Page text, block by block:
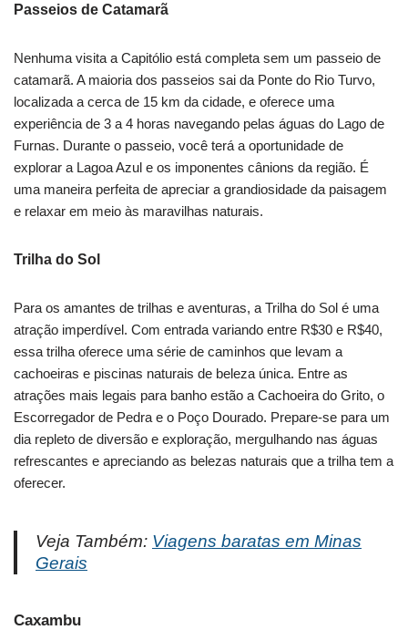
Passeios de Catamarã
Nenhuma visita a Capitólio está completa sem um passeio de
catamarã. A maioria dos passeios sai da Ponte do Rio Turvo,
localizada a cerca de 15 km da cidade, e oferece uma
experiência de 3 a 4 horas navegando pelas águas do Lago de
Furnas. Durante o passeio, você terá a oportunidade de
explorar a Lagoa Azul e os imponentes cânions da região. É
uma maneira perfeita de apreciar a grandiosidade da paisagem
e relaxar em meio às maravilhas naturais.
Trilha do Sol
Para os amantes de trilhas e aventuras, a Trilha do Sol é uma
atração imperdível. Com entrada variando entre R$30 e R$40,
essa trilha oferece uma série de caminhos que levam a
cachoeiras e piscinas naturais de beleza única. Entre as
atrações mais legais para banho estão a Cachoeira do Grito, o
Escorregador de Pedra e o Poço Dourado. Prepare-se para um
dia repleto de diversão e exploração, mergulhando nas águas
refrescantes e apreciando as belezas naturais que a trilha tem a
oferecer.
Veja Também: Viagens baratas em Minas
Gerais
Caxambu